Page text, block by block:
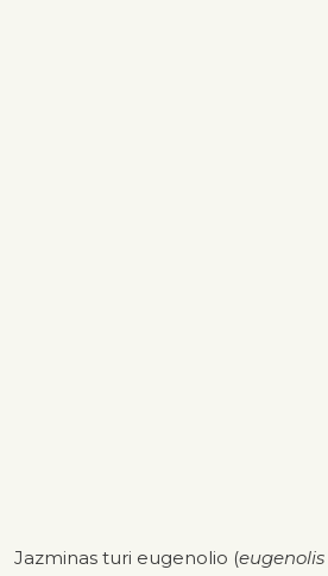
Jazminas turi eugenolio (eugenolis